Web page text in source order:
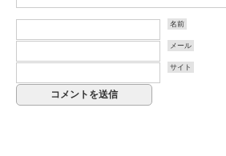
名前
メール
サイト